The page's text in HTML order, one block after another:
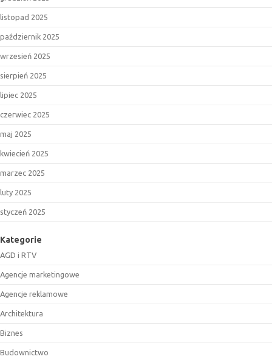
listopad 2025
październik 2025
wrzesień 2025
sierpień 2025
lipiec 2025
czerwiec 2025
maj 2025
kwiecień 2025
marzec 2025
luty 2025
styczeń 2025
Kategorie
AGD i RTV
Agencje marketingowe
Agencje reklamowe
Architektura
Biznes
Budownictwo